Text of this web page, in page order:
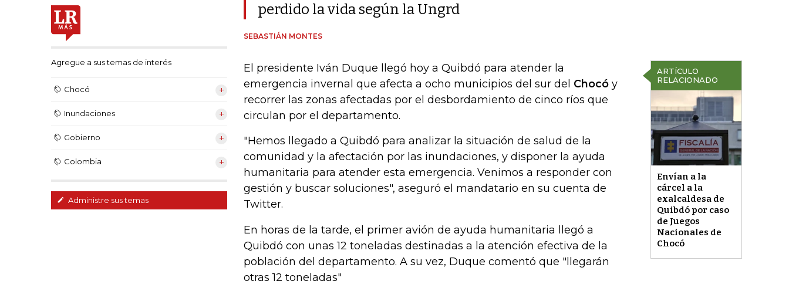
Agregue a sus temas de interés
Chocó
Inundaciones
Gobierno
Colombia
Administre sus temas
perdido la vida según la Ungrd
SEBASTIÁN MONTES
ARTÍCULO
RELACIONADO
Envían a la
cárcel a la
exalcaldesa de
Quibdó por caso
de Juegos
Nacionales de
Chocó
El presidente Iván Duque llegó hoy a Quibdó para atender la
emergencia invernal que afecta a ocho municipios del sur del Chocó y
recorrer las zonas afectadas por el desbordamiento de cinco ríos que
circulan por el departamento.
"Hemos llegado a Quibdó para analizar la situación de salud de la
comunidad y la afectación por las inundaciones, y disponer la ayuda
humanitaria para atender esta emergencia. Venimos a responder con
gestión y buscar soluciones", aseguró el mandatario en su cuenta de
Twitter.
En horas de la tarde, el primer avión de ayuda humanitaria llegó a
Quibdó con unas 12 toneladas destinadas a la atención efectiva de la
población del departamento. A su vez, Duque comentó que "llegarán
otras 12 toneladas"